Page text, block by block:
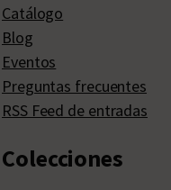
Catálogo
Blog
Eventos
Preguntas frecuentes
RSS Feed de entradas
Colecciones